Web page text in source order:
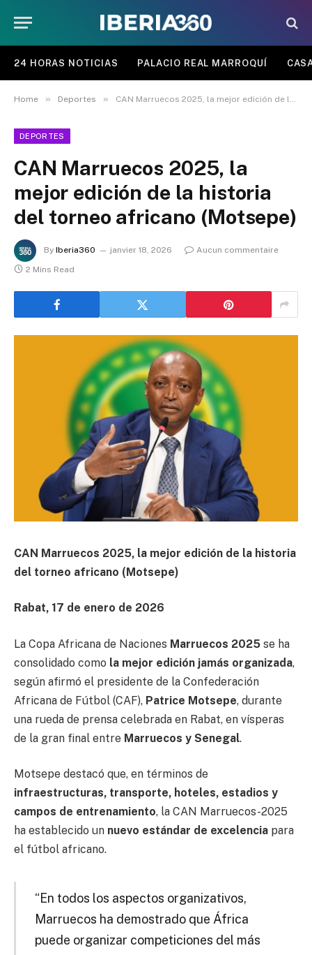
24 HORAS NOTICIAS PALACIO REAL MARROQUÍ
Home » Deportes » CAN Marruecos 2025, la mejor edición de la historia del torneo africano (Motsepe)
DEPORTES
CAN Marruecos 2025, la
mejor edición de la historia
del torneo africano (Motsepe)
By Iberia360 janvier 18, 2026
Aucun commentaire
2 Mins Read
CAN Marruecos 2025, la mejor edición de la historia
del torneo africano (Motsepe)
Rabat, 17 de enero de 2026
La Copa Africana de Naciones Marruecos 2025 se ha
consolidado como la mejor edición jamás organizada,
según afirmó el presidente de la Confederación
Africana de Fútbol (CAF), Patrice Motsepe, durante
una rueda de prensa celebrada en Rabat, en vísperas
de la gran final entre Marruecos y Senegal.
Motsepe destacó que, en términos de
infraestructuras, transporte, hoteles, estadios y
campos de entrenamiento, la CAN Marruecos-2025
ha establecido un nuevo estándar de excelencia para
el fútbol africano.
“En todos los aspectos organizativos,
Marruecos ha demostrado que África
puede organizar competiciones del más